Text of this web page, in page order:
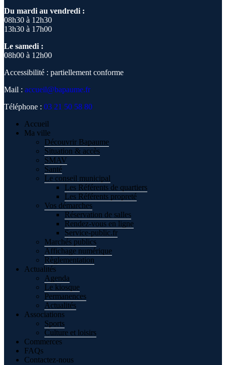
Du mardi au vendredi :
08h30 à 12h30
13h30 à 17h00
Le samedi :
08h00 à 12h00
Accessibilité : partiellement conforme
Mail : accueil@bapaume.fr
Téléphone : 03 21 50 58 80
Accueil
Ma ville
Découvrir Bapaume
Situation & accès
SMAV
Santé
Le conseil municipal
Les Référents de quartiers
Les Référents propreté
Vos démarches
Réservation de salles
Rendez-vous en ligne
Service-public.fr
Marchés publics
Affichage numérique
Règlementation
Actualités
Agenda
Le kiosque
Permanences
Actualités
Associations
Sports
Culture et loisirs
Commerces
FAQs
Contactez-nous